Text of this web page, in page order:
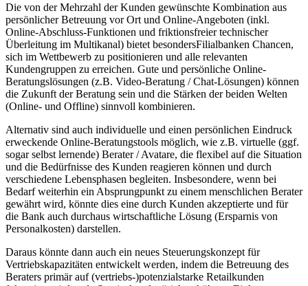
Die von der Mehrzahl der Kunden gewünschte Kombination aus
persönlicher Betreuung vor Ort und Online-Angeboten (inkl.
Online-Abschluss-Funktionen und friktionsfreier technischer
Überleitung im Multikanal) bietet besondersFilialbanken Chancen,
sich im Wettbewerb zu positionieren und alle relevanten
Kundengruppen zu erreichen. Gute und persönliche Online-
Beratungslösungen (z.B. Video-Beratung / Chat-Lösungen) können
die Zukunft der Beratung sein und die Stärken der beiden Welten
(Online- und Offline) sinnvoll kombinieren.
Alternativ sind auch individuelle und einen persönlichen Eindruck
erweckende Online-Beratungstools möglich, wie z.B. virtuelle (ggf.
sogar selbst lernende) Berater / Avatare, die flexibel auf die Situation
und die Bedürfnisse des Kunden reagieren können und durch
verschiedene Lebensphasen begleiten. Insbesondere, wenn bei
Bedarf weiterhin ein Absprungpunkt zu einem menschlichen Berater
gewährt wird, könnte dies eine durch Kunden akzeptierte und für
die Bank auch durchaus wirtschaftliche Lösung (Ersparnis von
Personalkosten) darstellen.
Daraus könnte dann auch ein neues Steuerungskonzept für
Vertriebskapazitäten entwickelt werden, indem die Betreuung des
Beraters primär auf (vertriebs-)potenzialstarke Retailkunden